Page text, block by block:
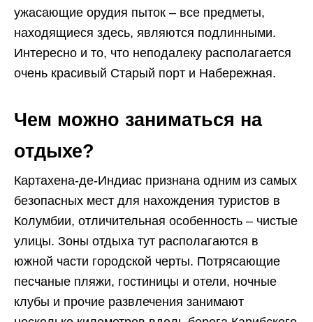
ужасающие орудия пыток – все предметы,
находящиеся здесь, являются подлинными.
Интересно и то, что неподалеку располагается
очень красивый Старый порт и Набережная.
Чем можно заниматься на
отдыхе?
Картахена-де-Индиас признана одним из самых
безопасных мест для нахождения туристов в
Колумбии, отличительная особенность – чистые
улицы. Зоны отдыха тут располагаются в
южной части городской черты. Потрясающие
песчаные пляжи, гостиницы и отели, ночные
клубы и прочие развлечения занимают